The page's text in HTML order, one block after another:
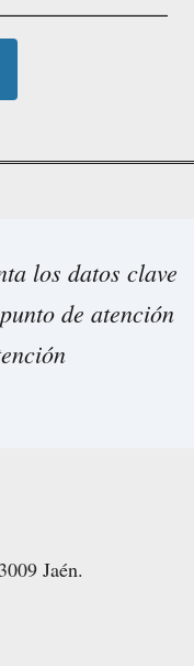
los datos clave
de atención
Jaén.